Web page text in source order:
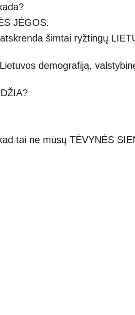
JĖGOS.
šimtai ryžtingų
demografiją,
tai ne mūsų TĖVYNĖS